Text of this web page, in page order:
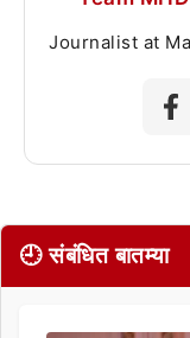
Journalist at
🕘 संबंधित बातम्या